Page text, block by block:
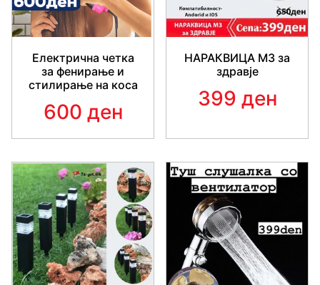
Електрична четка
за фенирање и
стилирање на коса
600 ден
НАРАКВИЦА M3 за
здравје
399 ден